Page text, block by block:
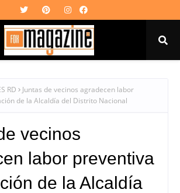
RD
Juntas de vecinos agradecen labor
de la Alcaldía del Distrito Nacional
vecinos
labor preventiva
de la Alcaldía